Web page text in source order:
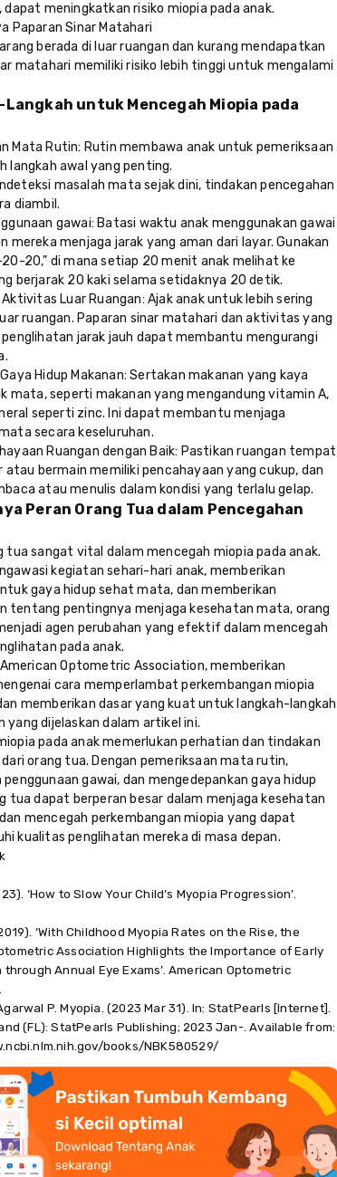
dapat meningkatkan risiko miopia pada anak.
Paparan Sinar Matahari
berada di luar ruangan dan kurang mendapatkan
matahari memiliki risiko lebih tinggi untuk mengalami
Langkah untuk Mencegah Miopia pada
Mata Rutin: Rutin membawa anak untuk pemeriksaan
langkah awal yang penting.
masalah mata sejak dini, tindakan pencegahan
diambil.
gawai: Batasi waktu anak menggunakan gawai
mereka menjaga jarak yang aman dari layar. Gunakan
20," di mana setiap 20 menit anak melihat ke
berjarak 20 kaki selama setidaknya 20 detik.
Aktivitas Luar Ruangan: Ajak anak untuk lebih sering
ruangan. Paparan sinar matahari dan aktivitas yang
jarak jauh dapat membantu mengurangi
Hidup Makanan: Sertakan makanan yang kaya
mata, seperti makanan yang mengandung vitamin A,
seperti zinc. Ini dapat membantu menjaga
secara keseluruhan.
Ruangan dengan Baik: Pastikan ruangan tempat
atau bermain memiliki pencahayaan yang cukup, dan
atau menulis dalam kondisi yang terlalu gelap.
Peran Orang Tua dalam Pencegahan
tua sangat vital dalam mencegah miopia pada anak.
kegiatan sehari-hari anak, memberikan
gaya hidup sehat mata, dan memberikan
tentang pentingnya menjaga kesehatan mata, orang
agen perubahan yang efektif dalam mencegah
pada anak.
American Optometric Association, memberikan
cara memperlambat perkembangan miopia
memberikan dasar yang kuat untuk langkah-langkah
yang dijelaskan dalam artikel ini.
pada anak memerlukan perhatian dan tindakan
orang tua. Dengan pemeriksaan mata rutin,
gawai, dan mengedepankan gaya hidup
tua dapat berperan besar dalam menjaga kesehatan
mencegah perkembangan miopia yang dapat
kualitas penglihatan mereka di masa depan.
‘How to Slow Your Child’s Myopia Progression’.
‘With Childhood Myopia Rates on the Rise, the
Association Highlights the Importance of Early
Annual Eye Exams’. American Optometric
P. Myopia. (2023 Mar 31). In: StatPearls [Internet].
(FL): StatPearls Publishing; 2023 Jan-. Available from:
books/NBK580529/